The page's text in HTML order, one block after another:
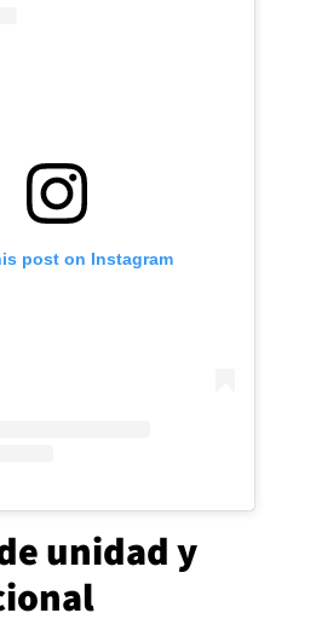
post on Instagram
unidad y